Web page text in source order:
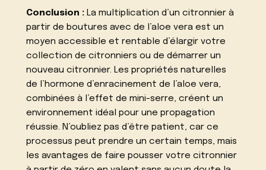
Conclusion : La multiplication d’un citronnier à
partir de boutures avec de l’aloe vera est un
moyen accessible et rentable d’élargir votre
collection de citronniers ou de démarrer un
nouveau citronnier. Les propriétés naturelles
de l’hormone d’enracinement de l’aloe vera,
combinées à l’effet de mini-serre, créent un
environnement idéal pour une propagation
réussie. N’oubliez pas d’être patient, car ce
processus peut prendre un certain temps, mais
les avantages de faire pousser votre citronnier